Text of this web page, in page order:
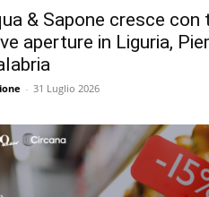
& Sapone cresce con
aperture in Liguria,
- 31 Luglio 2026